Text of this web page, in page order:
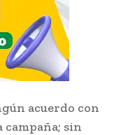
acuerdo con
campaña; sin